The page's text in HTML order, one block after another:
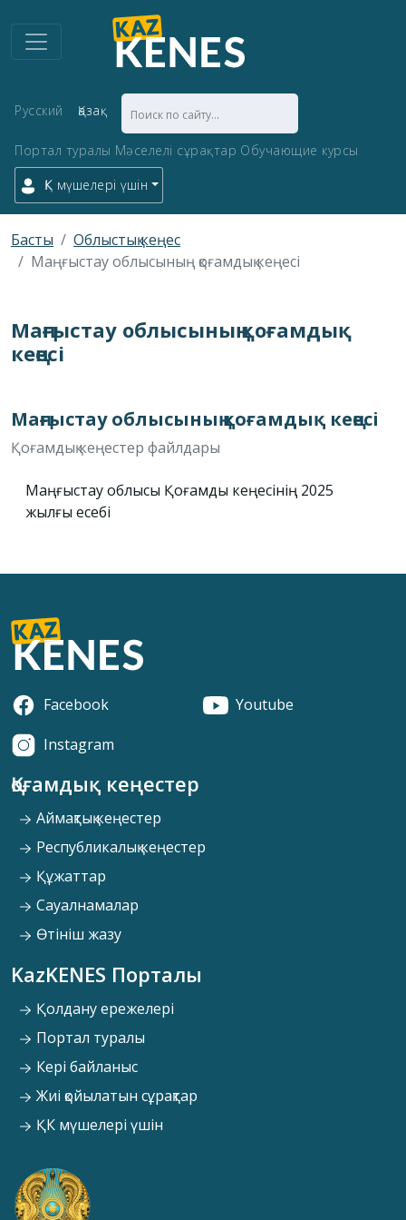
Русский Қазақ
Портал туралы Мәселелі сұрақтар Обучающие курсы
ҚК мүшелері үшін
Басты
Облыстық кеңес
Маңғыстау облысының қоғамдық кеңесі
Маңғыстау облысының қоғамдық
кеңесі
Маңғыстау облысының қоғамдық кеңесі
Қоғамдық кеңестер файлдары
Маңғыстау облысы Қоғамдық кеңесінің 2025
жылғы есебі
Facebook
Youtube
Instagram
Қоғамдық кеңестер
Аймақтық кеңестер
Республикалық кеңестер
Құжаттар
Сауалнамалар
Өтініш жазу
KazKENES Порталы
Қолдану ережелері
Портал туралы
Кері байланыс
Жиі қойылатын сұрақтар
ҚК мүшелері үшін